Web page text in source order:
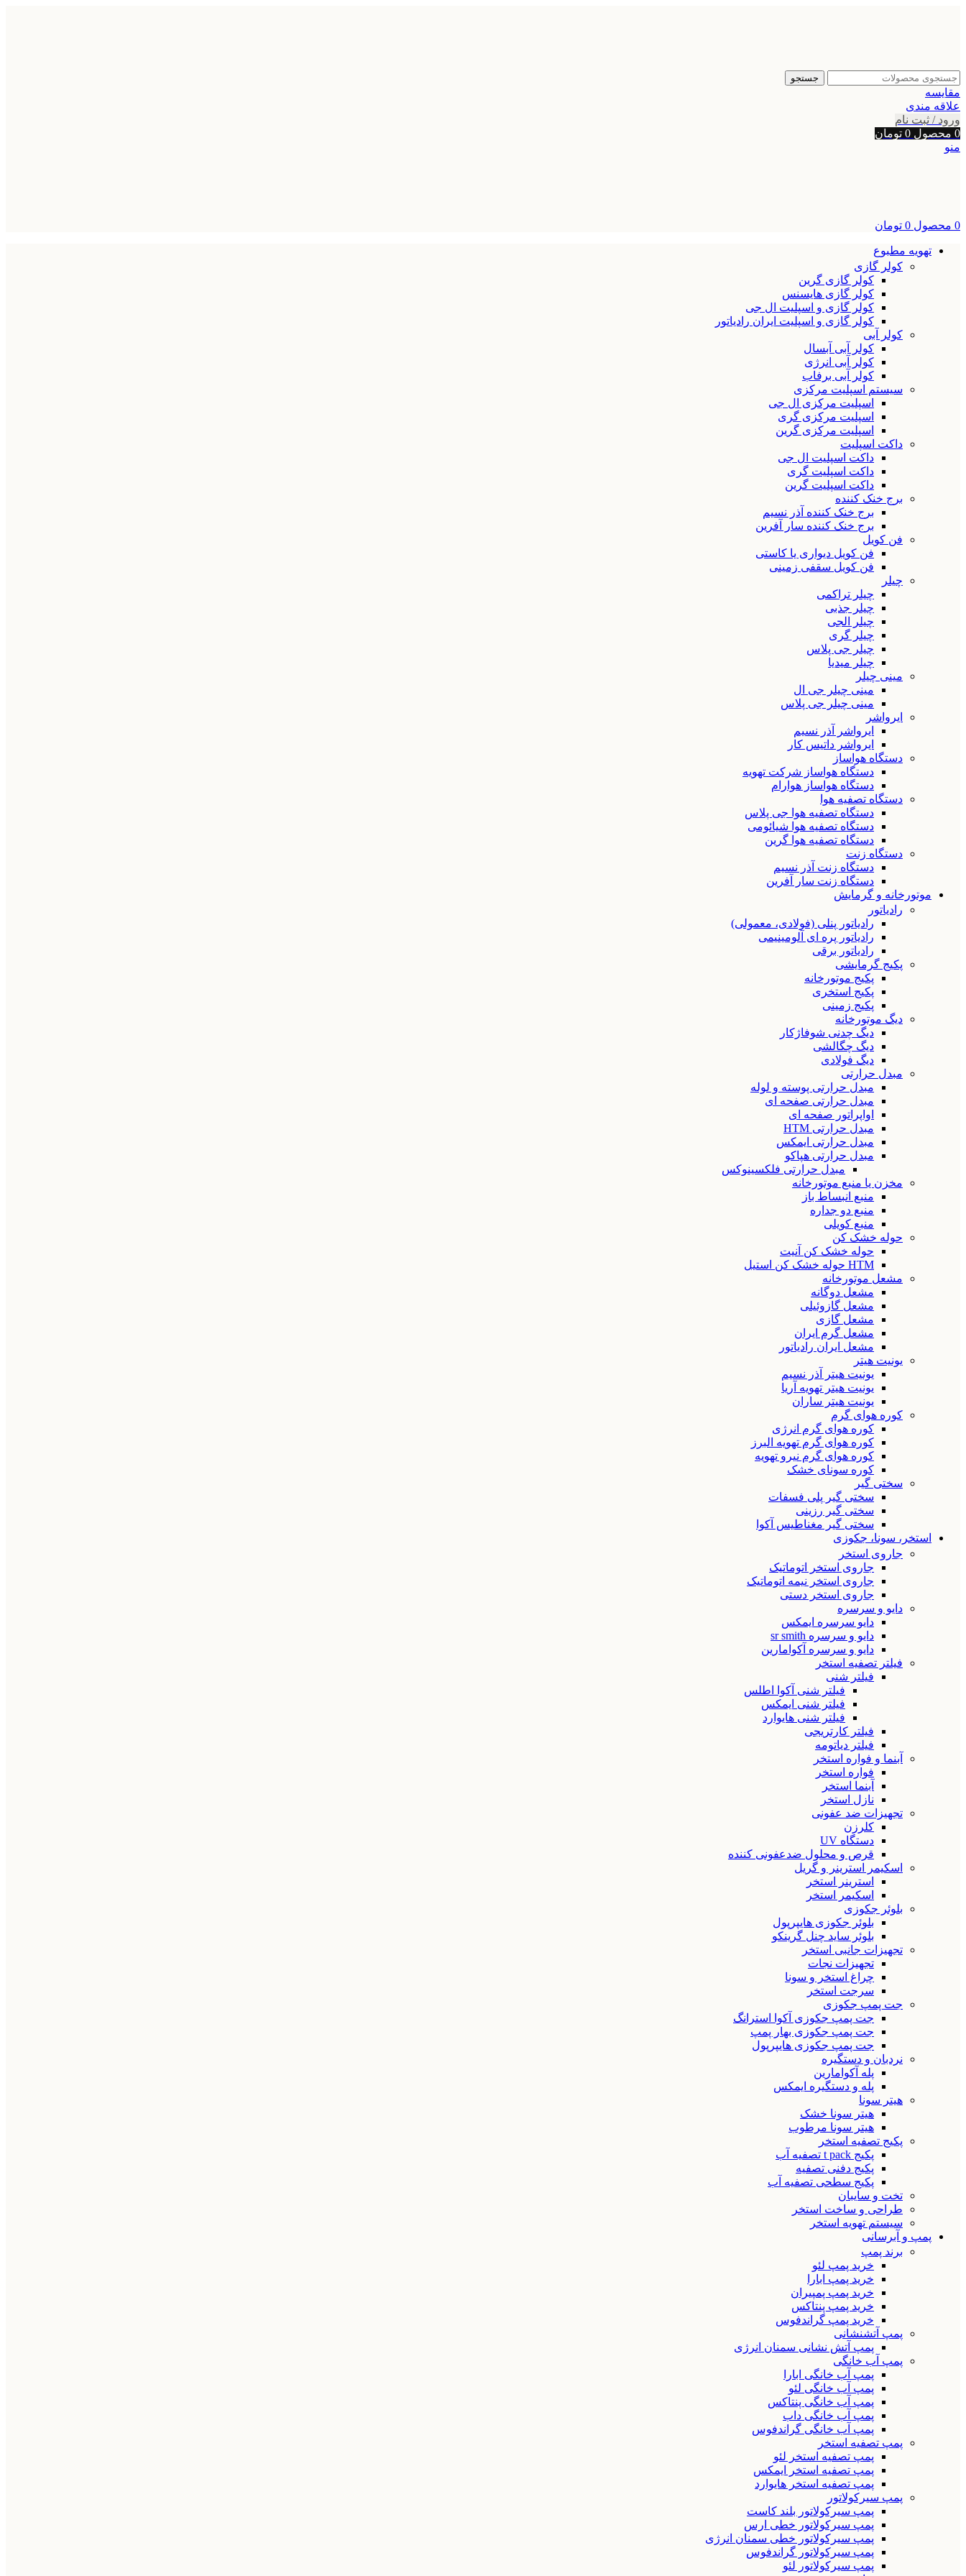
جستجو
مقایسه
علاقه مندی
ورود / ثبت نام
0 محصول 0 تومان
منو
0 محصول 0 تومان
تهویه مطبوع
کولر گازی
کولر گازی گرین
کولر گازی هایسنس
کولر گازی و اسپلیت ال جی
کولر گازی و اسپلیت ایران رادیاتور
کولر آبی
کولر آبی آبسال
کولر آبی انرژی
کولر آبی برفاب
سیستم اسپلیت مرکزی
اسپلیت مرکزی ال جی
اسپلیت مرکزی گری
اسپلیت مرکزی گرین
داکت اسپلیت
داکت اسپلیت ال جی
داکت اسپلیت گری
داکت اسپلیت گرین
برج خنک کننده
برج خنک کننده آذر نسیم
برج خنک کننده سار آفرین
فن کویل
فن کویل دیواری یا کاستی
فن کویل سقفی زمینی
چیلر
چیلر تراکمی
چیلر جذبی
چیلر الجی
چیلر گری
چیلر جی پلاس
چیلر میدیا
مینی چیلر
مینی چیلر جی ال
مینی چیلر جی پلاس
ایرواشر
ایرواشر آذر نسیم
ایرواشر داتیس کار
دستگاه هواساز
دستگاه هواساز شرکت تهویه
دستگاه هواساز هوارام
دستگاه تصفیه هوا
دستگاه تصفیه هوا جی پلاس
دستگاه تصفیه هوا شیائومی
دستگاه تصفیه هوا گرین
دستگاه زنت
دستگاه زنت آذر نسیم
دستگاه زنت سار آفرین
موتورخانه و گرمایش
رادیاتور
رادیاتور پنلی (فولادی، معمولی)
رادیاتور پره ای آلومینیمی
رادیاتور برقی
پکیج گرمایشی
پکیج موتورخانه
پکیج استخری
پکیج زمینی
دیگ موتورخانه
دیگ چدنی شوفاژکار
دیگ چگالشی
دیگ فولادی
مبدل حرارتی
مبدل حرارتی پوسته و لوله
مبدل حرارتی صفحه ای
اواپراتور صفحه ای
مبدل حرارتی HTM
مبدل حرارتی ایمکس
مبدل حرارتی هپاکو
مبدل حرارتی فلکسینوکس
مخزن یا منبع موتورخانه
منبع انبساط باز
منبع دو جداره
منبع کویلی
حوله خشک کن
حوله خشک کن آنیت
HTM حوله خشک کن استیل
مشعل موتورخانه
مشعل دوگانه
مشعل گازوئیلی
مشعل گازی
مشعل گرم ایران
مشعل ایران رادیاتور
یونیت هیتر
یونیت هیتر آذر نسیم
یونیت هیتر تهویه آریا
یونیت هیتر ساران
کوره هوای گرم
کوره هوای گرم انرژی
کوره هوای گرم تهویه البرز
کوره هوای گرم نیرو تهویه
کوره سونای خشک
سختی گیر
سختی گیر پلی فسفات
سختی گیر رزینی
سختی گیر مغناطیس آکوا
استخر، سونا، جکوزی
جاروی استخر
جاروی استخر اتوماتیک
جاروی استخر نیمه اتوماتیک
جاروی استخر دستی
دایو و سرسره
دایو سرسره ایمکس
دایو و سرسره sr smith
دایو و سرسره آکوامارین
فیلتر تصفیه استخر
فیلتر شنی
فیلتر شنی آکوا اطلس
فیلتر شنی ایمکس
فیلتر شنی هایوارد
فیلتر کارتریجی
فیلتر دیاتومه
آبنما و فواره استخر
فواره استخر
آبنما استخر
نازل استخر
تجهیزات ضد عفونی
کلرزن
دستگاه UV
قرص و محلول ضدعفونی کننده
اسکیمر استرینر و گریل
استرینر استخر
اسکیمر استخر
بلوئر جکوزی
بلوئر جکوزی هایپرپول
بلوئر ساید چنل گرینکو
تجهیزات جانبی استخر
تجهیزات نجات
چراغ استخر و سونا
سرجت استخر
جت پمپ جکوزی
جت پمپ جکوزی آکوا استرانگ
جت پمپ جکوزی بهار پمپ
جت پمپ جکوزی هایپرپول
نردبان و دستگیره
پله آکوامارین
پله و دستگیره ایمکس
هیتر سونا
هیتر سونا خشک
هیتر سونا مرطوب
پکیج تصفیه استخر
پکیج t pack تصفیه آب
پکیج دفنی تصفیه
پکیج سطحی تصفیه آب
تخت و سایبان
طراحی و ساخت استخر
سیستم تهویه استخر
پمپ و آبرسانی
برند پمپ
خرید پمپ لئو
خرید پمپ ابارا
خرید پمپ پمپیران
خرید پمپ پنتاکس
خرید پمپ گراندفوس
پمپ آتشنشانی
پمپ آتش نشانی سمنان انرژی
پمپ آب خانگی
پمپ آب خانگی ابارا
پمپ آب خانگی لئو
پمپ آب خانگی پنتاکس
پمپ آب خانگی داب
پمپ آب خانگی گراندفوس
پمپ تصفیه استخر
پمپ تصفیه استخر لئو
پمپ تصفیه استخر ایمکس
پمپ تصفیه استخر هایوارد
پمپ سیرکولاتور
پمپ سیرکولاتور بلند کاست
پمپ سیرکولاتور خطی ارس
پمپ سیرکولاتور خطی سمنان انرژی
پمپ سیرکولاتور گراندفوس
پمپ سیرکولاتور لئو